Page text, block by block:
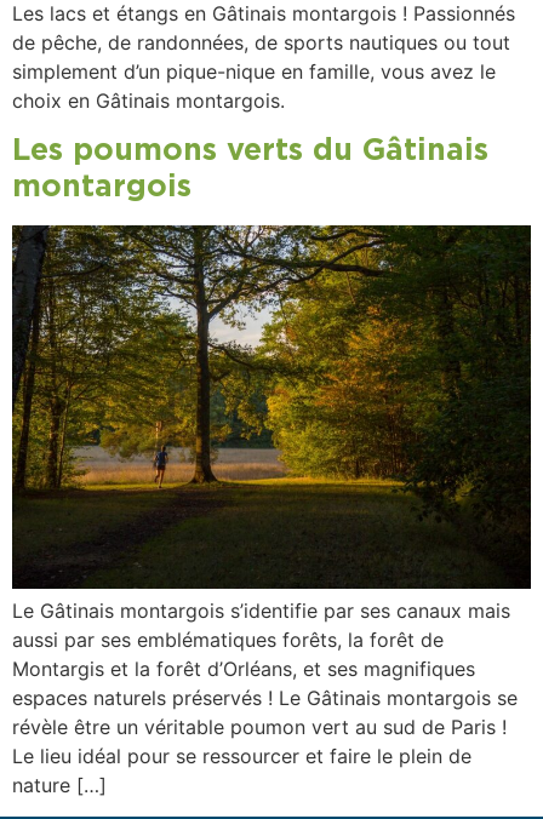
Les lacs et étangs en Gâtinais montargois ! Passionnés
de pêche, de randonnées, de sports nautiques ou tout
simplement d’un pique-nique en famille, vous avez le
choix en Gâtinais montargois.
Les poumons verts du Gâtinais
montargois
Le Gâtinais montargois s’identifie par ses canaux mais
aussi par ses emblématiques forêts, la forêt de
Montargis et la forêt d’Orléans, et ses magnifiques
espaces naturels préservés ! Le Gâtinais montargois se
révèle être un véritable poumon vert au sud de Paris !
Le lieu idéal pour se ressourcer et faire le plein de
nature […]